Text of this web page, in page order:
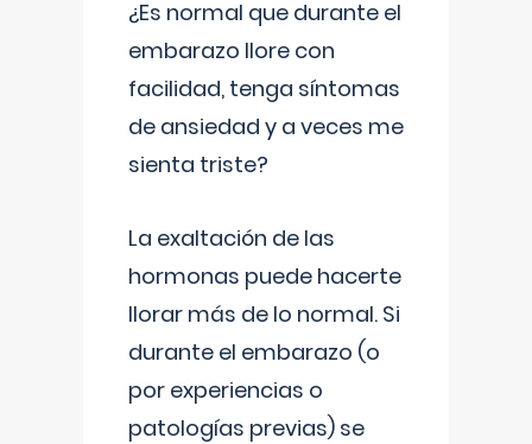
¿Es normal que durante el
embarazo llore con
facilidad, tenga síntomas
de ansiedad y a veces me
sienta triste?
La exaltación de las
hormonas puede hacerte
llorar más de lo normal. Si
durante el embarazo (o
por experiencias o
patologías previas) se